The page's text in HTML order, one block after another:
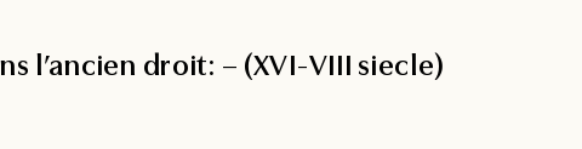
l’ancien droit: – (XVI-VIII siecle)